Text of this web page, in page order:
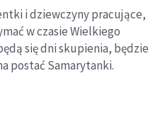
i dziewczyny pracujące,
w czasie Wielkiego
się dni skupienia, będzie
postać Samarytanki.